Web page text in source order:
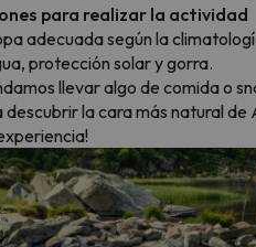
para realizar la actividad
adecuada según la
protección solar y gorra.
llevar algo de comida o
la cara más natural